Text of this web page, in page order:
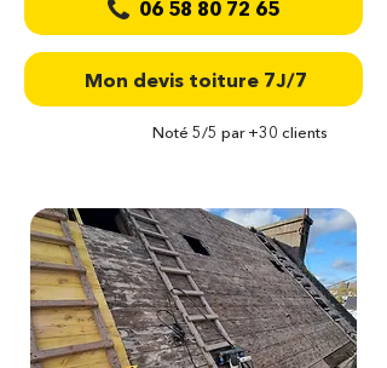
06 58 80 72 65
Mon devis toiture 7J/7
Noté 5/5 par +30 clients